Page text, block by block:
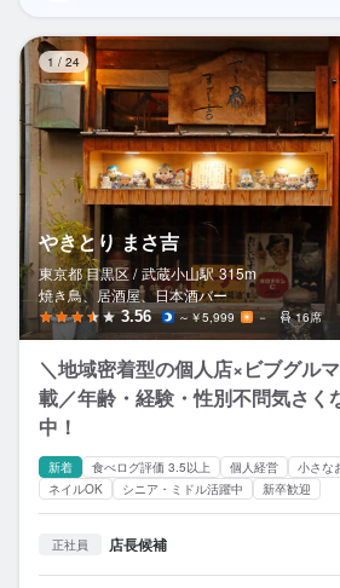
1 / 24
やきとり まさ吉
東京都 目黒区 / 武蔵小山駅 315m
焼き鳥、居酒屋、日本酒バー
3.56 ～￥5,999 － 16席
＼地域密着型の個人店×ビブグル
載／年齢・経験・性別不問気さく
中！
新着 食べログ評価 3.5以上 個人経営 小さな
ネイルOK
シニア・ミドル活躍中 新卒歓迎
正社員 店長候補